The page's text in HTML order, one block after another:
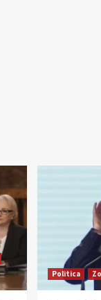
Politica